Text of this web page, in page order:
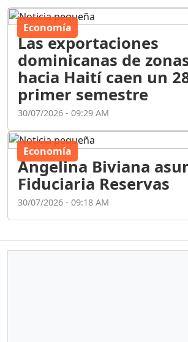
Economía
Las exportaciones
dominicanas de
hacia Haití caen un
primer semestre
30/07/2026 - 09:29 AM
Economía
Angelina Biviana
Fiduciaria Reservas
30/07/2026 - 09:18 AM